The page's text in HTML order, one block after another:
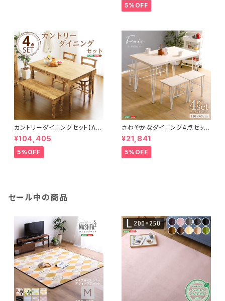
5%OFF
カントリーダイニングセット【Al
mee-アルム-】4点セット SH-
01ALM-4
¥104,405
5%OFF
さわやかなダイニング4点セット
【テーブル＋椅子2脚+ベンチ1
脚】 FRCB-4
¥21,841
5%OFF
セール中の商品